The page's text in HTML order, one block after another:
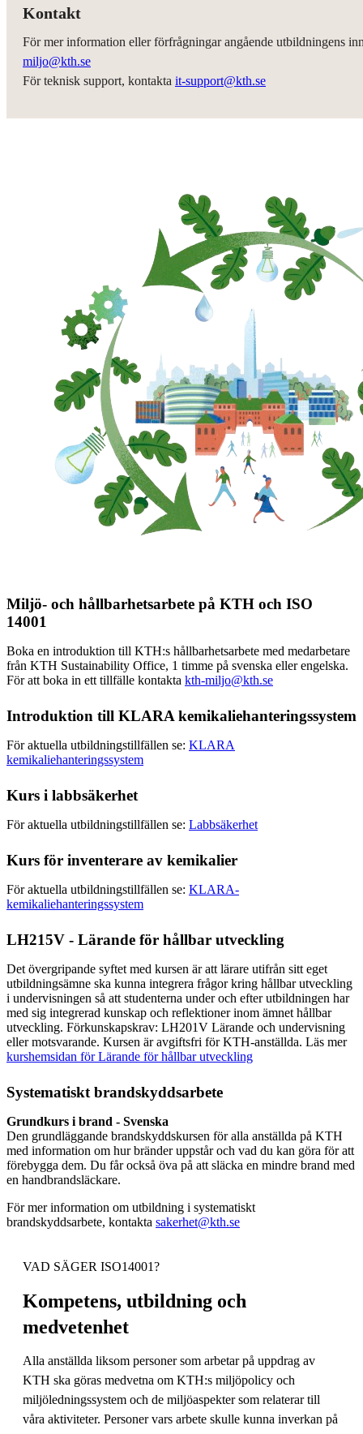
Kontakt
För mer information eller förfrågningar angående utbildningens
miljo@kth.se
För teknisk support, kontakta it-support@kth.se
Miljö- och hållbarhetsarbete på KTH och ISO
14001
Boka en introduktion till KTH:s hållbarhetsarbete med medarbetare
från KTH Sustainability Office, 1 timme på svenska eller engelska.
För att boka in ett tillfälle kontakta kth-miljo@kth.se
Introduktion till KLARA kemikaliehanteringssystem
För aktuella utbildningstillfällen se: KLARA
kemikaliehanteringssystem
Kurs i labbsäkerhet
För aktuella utbildningstillfällen se: Labbsäkerhet
Kurs för inventerare av kemikalier
För aktuella utbildningstillfällen se: KLARA-
kemikaliehanteringssystem
LH215V - Lärande för hållbar utveckling
Det övergripande syftet med kursen är att lärare utifrån sitt eget
utbildningsämne ska kunna integrera frågor kring hållbar utveckling
i undervisningen så att studenterna under och efter utbildningen har
med sig integrerad kunskap och reflektioner inom ämnet hållbar
utveckling. Förkunskapskrav: LH201V Lärande och undervisning
eller motsvarande. Kursen är avgiftsfri för KTH-anställda. Läs mer
kurshemsidan för Lärande för hållbar utveckling
Systematiskt brandskyddsarbete
Grundkurs i brand - Svenska
Den grundläggande brandskyddskursen för alla anställda på KTH
med information om hur bränder uppstår och vad du kan göra för att
förebygga dem. Du får också öva på att släcka en mindre brand med
en handbrandsläckare.
För mer information om utbildning i systematiskt
brandskyddsarbete, kontakta sakerhet@kth.se
VAD SÄGER ISO14001?
Kompetens, utbildning och
medvetenhet
Alla anställda liksom personer som arbetar på uppdrag av
KTH ska göras medvetna om KTH:s miljöpolicy och
miljöledningssystem och de miljöaspekter som relaterar till
våra aktiviteter. Personer vars arbete skulle kunna inverkan på